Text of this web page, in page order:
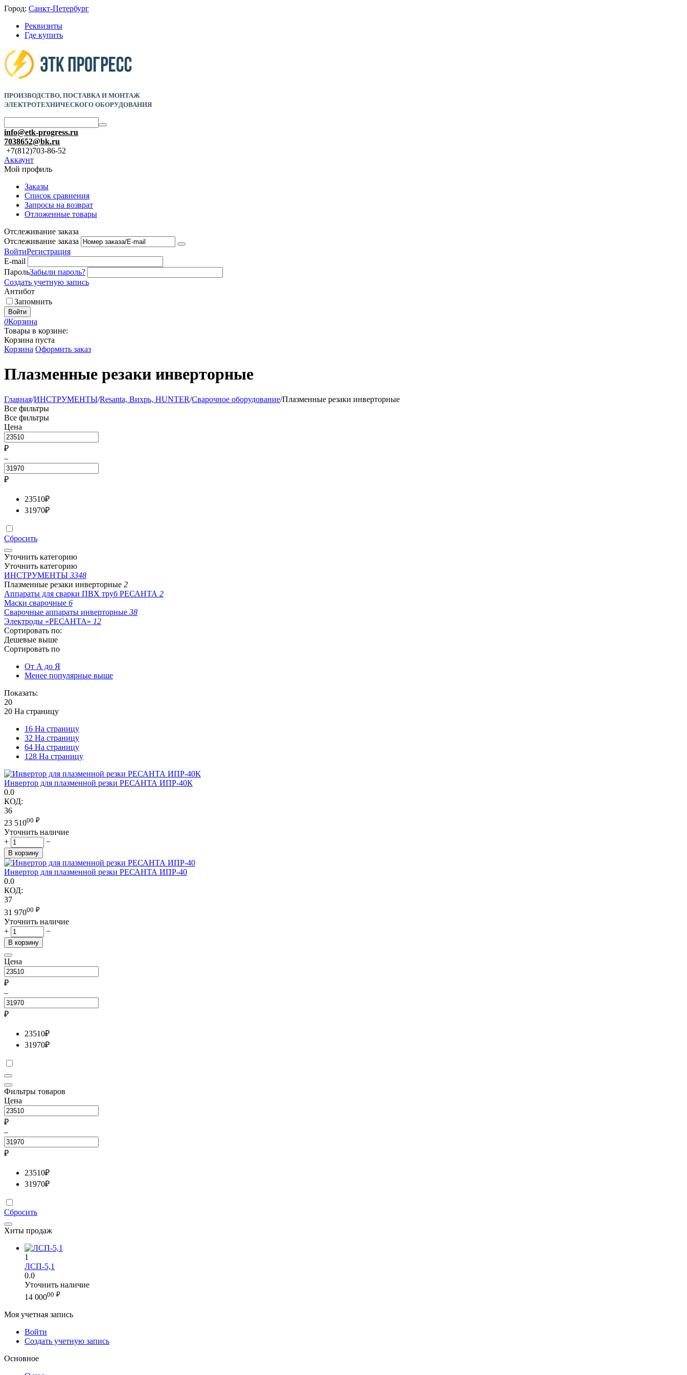
Город: Санкт-Петербург
Реквизиты
Где купить
ПРОИЗВОДСТВО, ПОСТАВКА И МОНТАЖ
ЭЛЕКТРОТЕХНИЧЕСКОГО ОБОРУДОВАНИЯ
info@etk-progress.ru
7038652@bk.ru
+7(812)703-86-52
Аккаунт
Мой профиль
Заказы
Список сравнения
Запросы на возврат
Отложенные товары
Отслеживание заказа
Отслеживание заказа
ВойтиРегистрация
E-mail
ПарольЗабыли пароль?
Создать учетную запись
Антибот
Запомнить
Войти
0Корзина
Товары в корзине:
Корзина пуста
Корзина Оформить заказ
Плазменные резаки инверторные
Главная/ИНСТРУМЕНТЫ/Resanta, Вихрь, HUNTER/Сварочное оборудование/Плазменные резаки инверторные
Все фильтры
Все фильтры
Цена
₽
–
₽
23510₽
31970₽
Сбросить
Уточнить категорию
Уточнить категорию
ИНСТРУМЕНТЫ 3348
Плазменные резаки инверторные 2
Аппараты для сварки ПВХ труб РЕСАНТА 2
Маски сварочные 6
Сварочные аппараты инверторные 38
Электроды «РЕСАНТА» 12
Сортировать по:
Дешевые выше
Сортировать по
От А до Я
Менее популярные выше
Показать:
20
20 На страницу
16 На страницу
32 На страницу
64 На страницу
128 На страницу
Инвертор для плазменной резки РЕСАНТА ИПР-40К
0.0
КОД:
36
23 51000 ₽
Уточнить наличие
+
−
В корзину
Инвертор для плазменной резки РЕСАНТА ИПР-40
0.0
КОД:
37
31 97000 ₽
Уточнить наличие
+
−
В корзину
Цена
₽
–
₽
23510₽
31970₽
Фильтры товаров
Цена
₽
–
₽
23510₽
31970₽
Сбросить
Хиты продаж
1
ЛСП-5,1
0.0
Уточнить наличие
14 00000 ₽
Моя учетная запись
Войти
Создать учетную запись
Основное